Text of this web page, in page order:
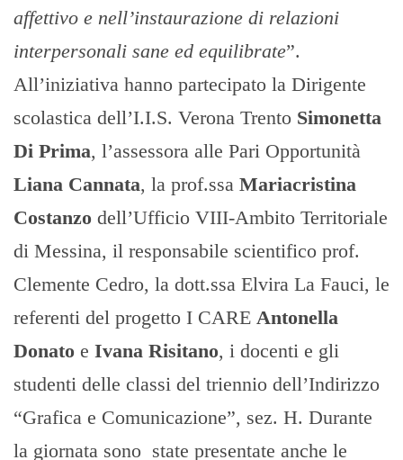
affettivo e nell’instaurazione di relazioni
interpersonali sane ed equilibrate”.
All’iniziativa hanno partecipato la Dirigente
scolastica dell’I.I.S. Verona Trento Simonetta
Di Prima, l’assessora alle Pari Opportunità
Liana Cannata, la prof.ssa Mariacristina
Costanzo dell’Ufficio VIII-Ambito Territoriale
di Messina, il responsabile scientifico prof.
Clemente Cedro, la dott.ssa Elvira La Fauci, le
referenti del progetto I CARE Antonella
Donato e Ivana Risitano, i docenti e gli
studenti delle classi del triennio dell’Indirizzo
“Grafica e Comunicazione”, sez. H. Durante
la giornata sono state presentate anche le